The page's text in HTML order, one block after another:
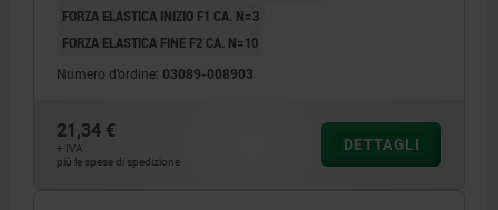
FORZA ELASTICA INIZIO F1 CA. N=3
FORZA ELASTICA FINE F2 CA. N=10
Numero d’ordine: 03089-008903
21,34 €
+ IVA
più le spese di spedizione
DETTAGLI